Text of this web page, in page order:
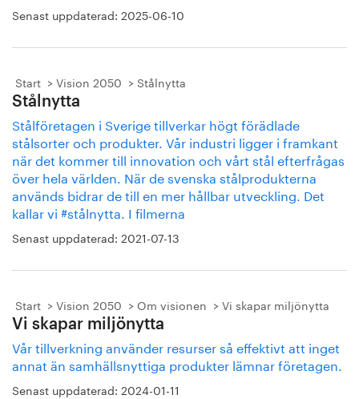
Senast uppdaterad: 2025-06-10
Start Vision 2050 Stålnytta
Stålnytta
Stålföretagen i Sverige tillverkar högt förädlade
stålsorter och produkter. Vår industri ligger i framkant
när det kommer till innovation och vårt stål efterfrågas
över hela världen. När de svenska stålprodukterna
används bidrar de till en mer hållbar utveckling. Det
kallar vi #stålnytta. I filmerna
Senast uppdaterad: 2021-07-13
Start Vision 2050 Om visionen Vi skapar miljönytta
Vi skapar miljönytta
Vår tillverkning använder resurser så effektivt att inget
annat än samhällsnyttiga produkter lämnar företagen.
Senast uppdaterad: 2024-01-11